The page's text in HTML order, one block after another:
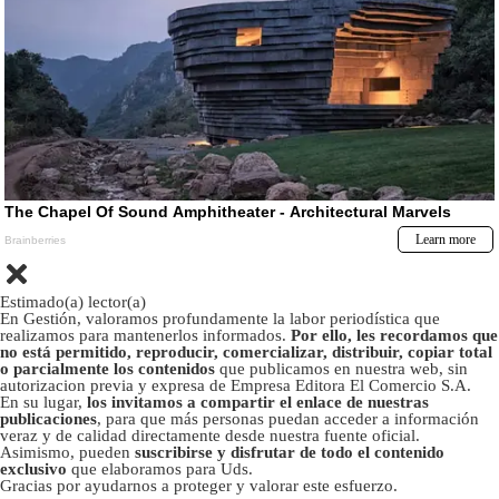
Estimado(a) lector(a)
En Gestión, valoramos profundamente la labor periodística que
realizamos para mantenerlos informados. Por ello, les recordamos que
no está permitido, reproducir, comercializar, distribuir, copiar total
o parcialmente los contenidos que publicamos en nuestra web, sin
autorizacion previa y expresa de Empresa Editora El Comercio S.A.
En su lugar, los invitamos a compartir el enlace de nuestras
publicaciones, para que más personas puedan acceder a información
veraz y de calidad directamente desde nuestra fuente oficial.
Asimismo, pueden suscribirse y disfrutar de todo el contenido
exclusivo que elaboramos para Uds.
Gracias por ayudarnos a proteger y valorar este esfuerzo.